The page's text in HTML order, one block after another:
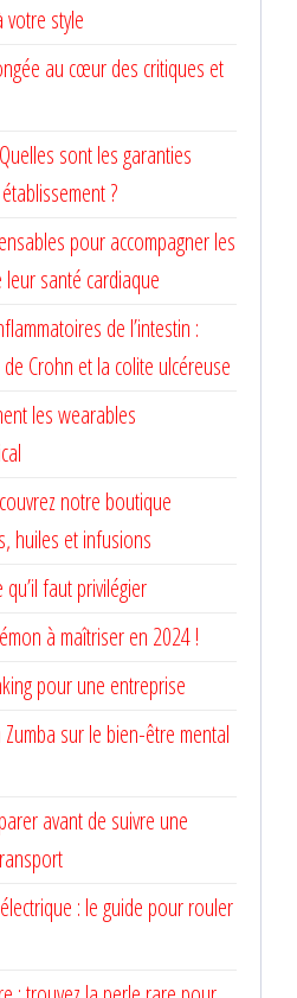
style
au cœur des critiques et
sont les garanties
?
pour accompagner les
santé cardiaque
de l’intestin :
Crohn et la colite ulcéreuse
les wearables
notre boutique
huiles et infusions
faut privilégier
à maîtriser en 2024 !
pour une entreprise
sur le bien-être mental
avant de suivre une
: le guide pour rouler